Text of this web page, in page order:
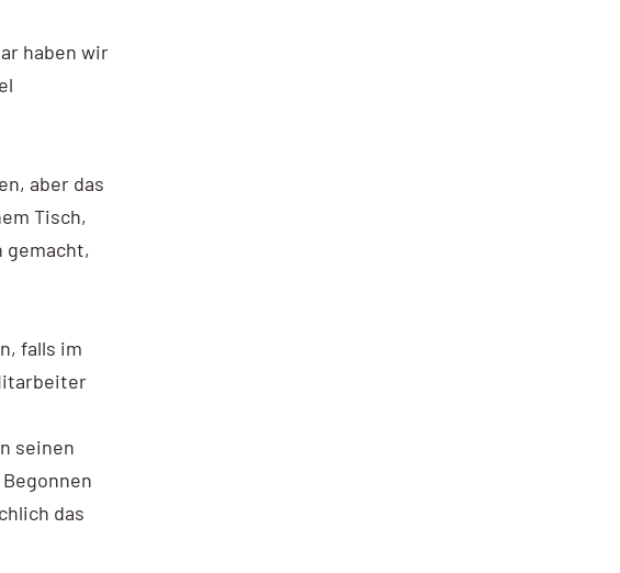
haben wir
aber das
Tisch,
gemacht,
falls im
seinen
das